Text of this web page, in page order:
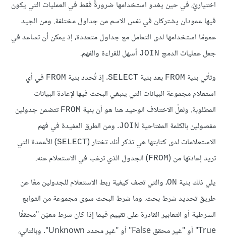
اختياريّ، في حين يغدو استخدامها ضرورةً فقط في العمليات التي يكون
فيها عمودان يشتركان في نفس الاسم من جداول مختلفة. ومن الجيد
عمومًا استخدامها لدى التعامل مع جداول متعددة، إذ يمكن أن تساعد في
جعل عمليات الدمج JOIN أسهل للقراءة والفهم.
وتأتي بنية FROM بعد بنية SELECT. إذ تُحدد بنية FROM في أي
استعلام مجموعة البيانات التي ينبغي البحث فيها لإعادة البيانات
المطلوبة. ولعلّ الاختلاف الوحيد هنا هو أن بنية FROM تتضمن جدولين
مفصولين بالكلمة المفتاحية JOIN. ومن الطرق المفيدة في فهم
الاستعلامات لدى كتابتها هي تذكر أنك تختار (SELECT) الأعمدة التي
تريد إعادتها من (FROM) الجدول الذي ترغب في الاستعلام عنه.
يلي ذلك بنية ON، والتي تصف كيفية ربط الاستعلام للجدولين معًا عن
طريق تحديد شرط بحث. وما شرط البحث سوى مجموعة من التوابع
الشرطية أو التعابير القادرة على تقييم فيما إذا كان شرط معيّن "محققًا
True" أو "غير محقق False" أو "غير محدد Unknown". وبالتالي،